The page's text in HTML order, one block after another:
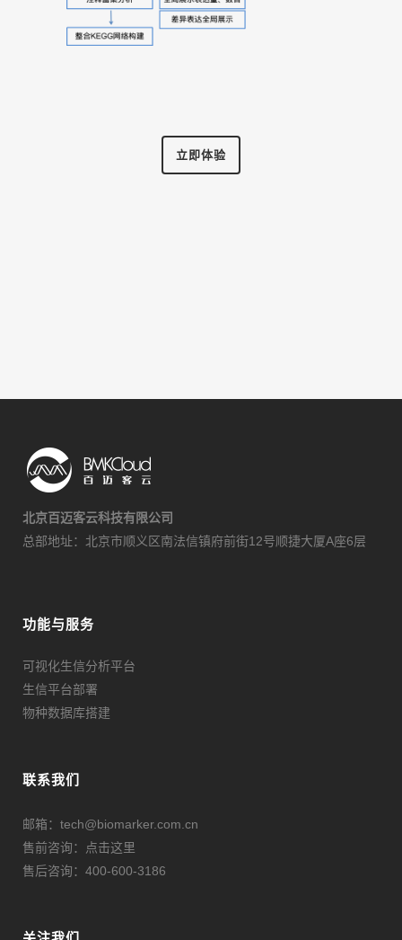
立即体验
北京百迈客云科技有限公司
总部地址：北京市顺义区南法信镇府前街12号顺捷大厦A座6层
功能与服务
可视化生信分析平台
生信平台部署
物种数据库搭建
联系我们
邮箱：tech@biomarker.com.cn
售前咨询：
点击这里
售后咨询：400-600-3186